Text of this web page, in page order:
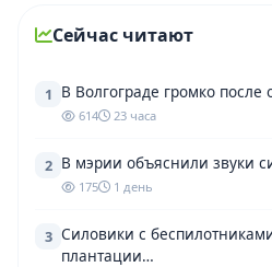
Сейчас читают
1 В Волгограде громко
614 23 часа
2 В мэрии объяснили звуки
175 1 день
3 Силовики с
плантации…